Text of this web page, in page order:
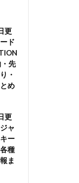
更
ド
先
・
め
更
ャ
ー
種
ま